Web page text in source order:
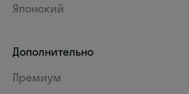
Японский
Дополнительно
Премиум